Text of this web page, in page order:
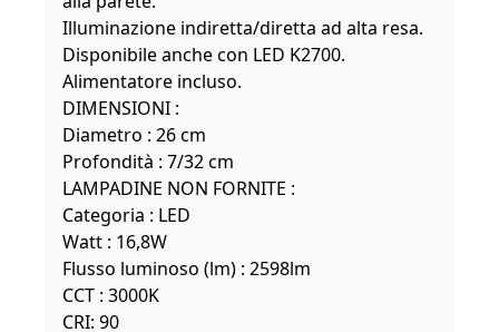
Illuminazione indiretta/diretta ad alta resa.
Disponibile anche con LED K2700.
Alimentatore incluso.
DIMENSIONI :
Diametro : 26 cm
Profondità : 7/32 cm
LAMPADINE NON FORNITE :
Categoria : LED
Watt : 16,8W
Flusso luminoso (lm) : 2598lm
CCT : 3000K
CRI: 90